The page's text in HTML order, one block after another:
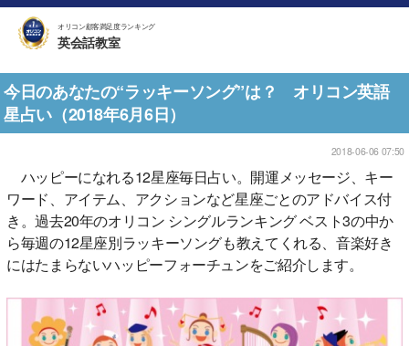
オリコン顧客満足度ランキング
英会話教室
今日のあなたの“ラッキーソング”は？ オリコン英語
星占い（2018年6月6日）
2018-06-06 07:50
ハッピーになれる12星座毎日占い。開運メッセージ、キー
ワード、アイテム、アクションなど星座ごとのアドバイス付
き。過去20年のオリコン シングルランキング ベスト3の中か
ら毎週の12星座別ラッキーソングも教えてくれる、音楽好き
にはたまらないハッピーフォーチュンをご紹介します。